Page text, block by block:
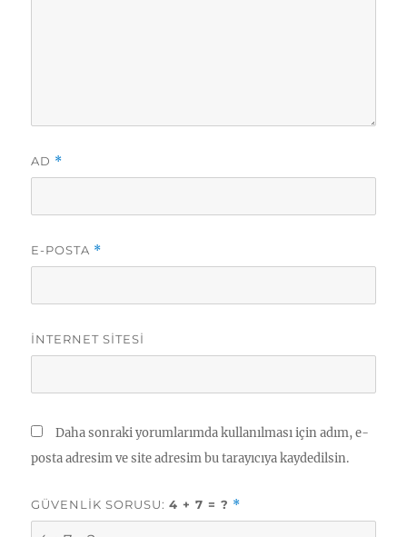
AD *
E-POSTA *
İNTERNET SITESI
Daha sonraki yorumlarımda kullanılması için adım, e-
posta adresim ve site adresim bu tarayıcıya kaydedilsin.
GÜVENLIK SORUSU:4 + 7 = ? *